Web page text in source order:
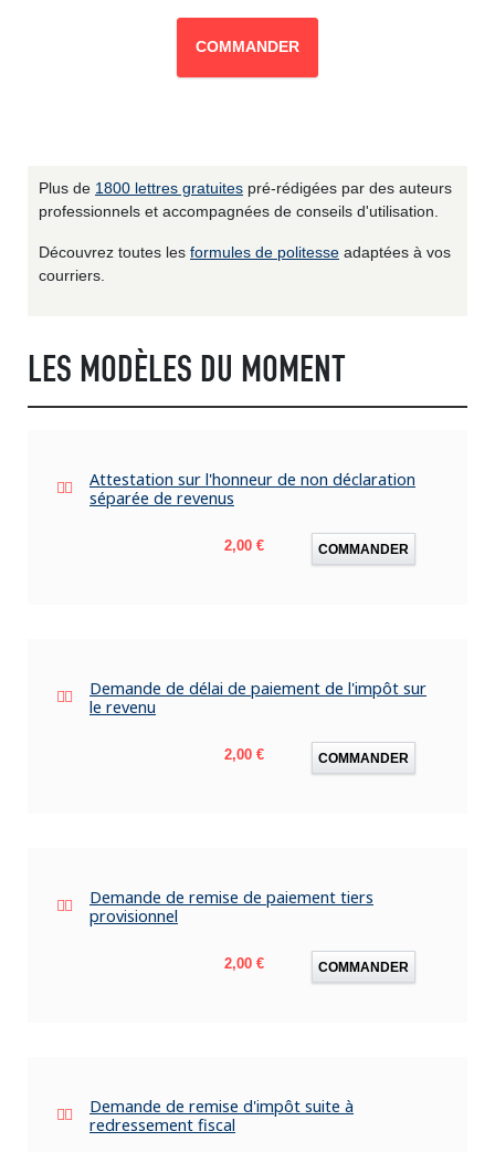
COMMANDER
Plus de 1800 lettres gratuites pré-rédigées par des auteurs
professionnels et accompagnées de conseils d'utilisation.
Découvrez toutes les formules de politesse adaptées à vos
courriers.
LES MODÈLES DU MOMENT
Attestation sur l'honneur de non déclaration
séparée de revenus
Prix
2,00 € COMMANDER
Demande de délai de paiement de l'impôt sur
le revenu
Prix
2,00 € COMMANDER
Demande de remise de paiement tiers
provisionnel
Prix
2,00 € COMMANDER
Demande de remise d'impôt suite à
redressement fiscal